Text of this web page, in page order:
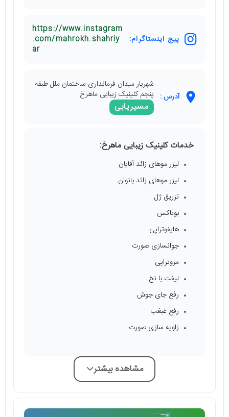
پیج اینستاگرام:
https://www.instagram
.com/mahrokh.shahriy
ar
آدرس :
شهریار میدان فرمانداری ساختمان ملل طبقه
پنجم کلینیک زیبایی ماهرخ
مسیریابی
خدمات کلینیک زیبایی ماهرخ:
لیزر موهای زائد آقایان
لیزر موهای زائد بانوان
تزریق ژل
بوتاکس
هایفوتراپی
جوانسازی صورت
مزوتراپی
لیفت با نخ
رفع جای جوش
رفع غبغب
زاویه سازی صورت
مشاهده بیشتر